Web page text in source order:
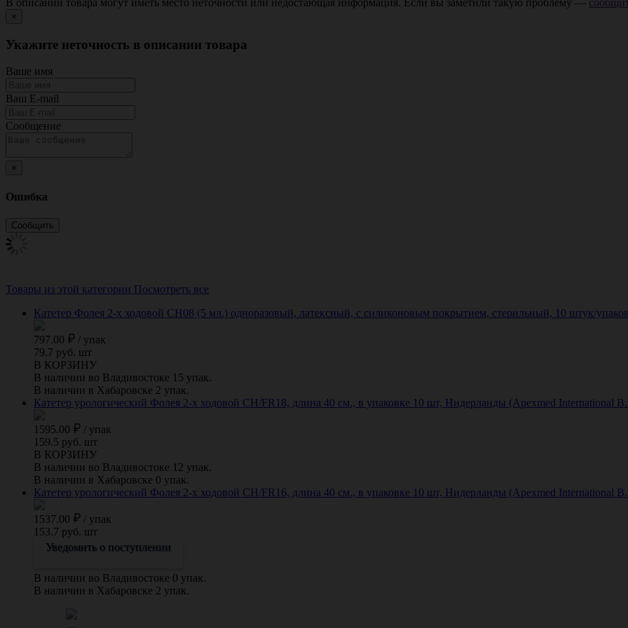
×
Укажите неточность в описании товара
Ваше имя
Ваш E-mail
Сообщение
×
Ошибка
Товары из этой категории Посмотреть все
Катетер Фолея 2-х ходовой CH08 (5 мл.) одноразовый, латексный, с силиконовым покрытием, стерильный, 10 штук/
797.00 / упак
79.7 руб. шт
В КОРЗИНУ
В наличии во Владивостоке 15 упак.
В наличии в Хабаровске 2 упак.
Катетер урологический Фолея 2-х ходовой CH/FR18, длина 40 см., в упаковке 10 шт, Нидерланды (Apexmed International
1595.00 / упак
159.5 руб. шт
В КОРЗИНУ
В наличии во Владивостоке 12 упак.
В наличии в Хабаровске 0 упак.
Катетер урологический Фолея 2-х ходовой CH/FR16, длина 40 см., в упаковке 10 шт, Нидерланды (Apexmed International
1537.00 / упак
153.7 руб. шт
Уведомить о поступлении
В наличии во Владивостоке 0 упак.
В наличии в Хабаровске 2 упак.